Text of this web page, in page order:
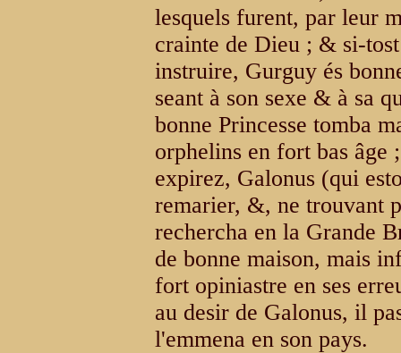
lesquels furent, par leur
crainte de Dieu ; & si-
instruire, Gurguy és
seant à son sexe & à sa
bonne Princesse tomba
orphelins en fort bas
expirez, Galonus (qui
remarier, &, ne trouvant
rechercha en la Grande
de bonne maison, mais
fort opiniastre en ses
au desir de Galonus, il
l'emmena en son pays.